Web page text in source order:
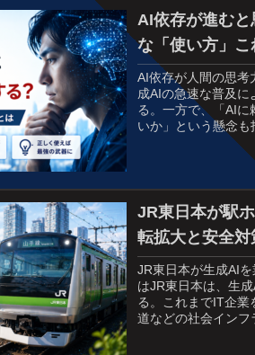
AI依存が進む
な「使い方」こ
AI依存が人間の思考
成AIの急速な普及
る。一方で、「AIに
いか」という懸念も
JR東日本が駅
転拡大と安全
JR東日本が生成AI
はJR東日本は、生
る。これまでIT企業
道などの社会イン